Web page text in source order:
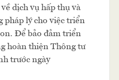
dịch vụ hấp thụ và
pháp lý cho việc triển
Để bảo đảm triển
hoàn thiện Thông tư
trước ngày